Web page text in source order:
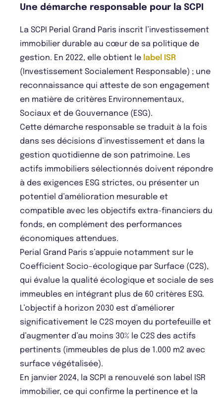
Une démarche responsable pour la SCPI
La SCPI Perial Grand Paris inscrit l’investissement
immobilier durable au cœur de sa politique de
gestion. En 2022, elle obtient le label ISR
(Investissement Socialement Responsable) ; une
reconnaissance qui atteste de son engagement
en matière de critères Environnementaux,
Sociaux et de Gouvernance (ESG).
Cette démarche responsable se traduit à la fois
dans ses décisions d’investissement et dans la
gestion quotidienne de son patrimoine. Les
actifs immobiliers sélectionnés doivent répondre
à des exigences ESG strictes, ou présenter un
potentiel d’amélioration mesurable et
compatible avec les objectifs extra-financiers du
fonds, en complément des performances
économiques attendues.
Perial Grand Paris s’appuie notamment sur le
Coefficient Socio-écologique par Surface (C2S),
qui évalue la qualité écologique et sociale de ses
immeubles en intégrant plus de 60 critères ESG.
L’objectif à horizon 2030 est d’améliorer
significativement le C2S moyen du portefeuille et
d’augmenter d’au moins 30% le C2S des actifs
pertinents (immeubles de plus de 1.000 m2 avec
surface végétalisée).
En janvier 2024, la SCPI a renouvelé son label ISR
immobilier, ce qui confirme la pertinence et la